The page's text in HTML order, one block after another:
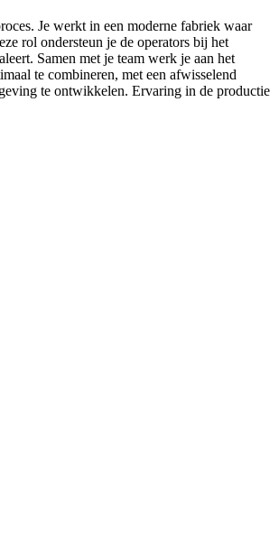
Je werkt in een moderne fabriek waar
rol ondersteun je de operators bij het
Samen met je team werk je aan het
te combineren, met een afwisselend
te ontwikkelen. Ervaring in de productie